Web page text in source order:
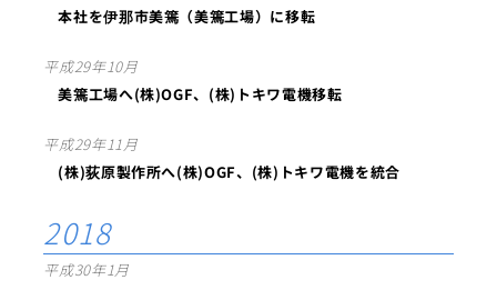
本社を伊那市美篶（美篶工場）に移転
平成29年10月
美篶工場へ(株)OGF、(株)トキワ電機移転
平成29年11月
(株)荻原製作所へ(株)OGF、(株)トキワ電機を統合
2018
平成30年1月